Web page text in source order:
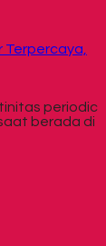
Terpercaya,
periodic
berada di